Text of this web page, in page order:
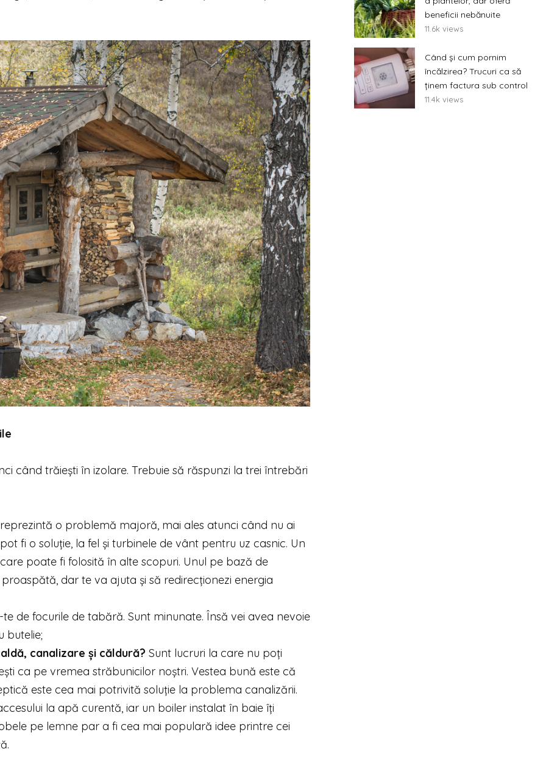
când trăiești în izolare. Trebuie să răspunzi la trei întrebări
o problemă majoră, mai ales atunci când nu ai
fi o soluție, la fel și turbinele de vânt pentru uz casnic. Un
poate fi folosită în alte scopuri. Unul pe bază de
dar te va ajuta și să redirecționezi energia
de focurile de tabără. Sunt minunate. Însă vei avea nevoie
butelie;
canalizare și căldură? Sunt lucruri la care nu poți
ca pe vremea străbunicilor noștri. Vestea bună este că
este cea mai potrivită soluție la problema canalizării.
la apă curentă, iar un boiler instalat în baie îți
pe lemne par a fi cea mai populară idee printre cei
beneficii nebănuite
11.6k views
Când și cum pornim
încălzirea? Trucuri ca să
ținem factura sub control
11.4k views